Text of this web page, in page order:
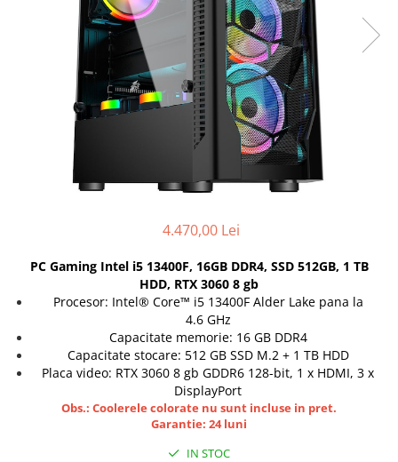
Genti Laptop
Incarcatoare laptop
Incarcatoare laptop refurbished
Standuri și Coolere Laptop
Alte accesorii
Card reader
Placi de baza
Ventilatoare carcasa
Componente Renew/Refurbished
Placi de baza REFURBISHED
Procesoare
Calculatoare All-in-One NOI
All-in-One REFURBISHED
Calculatoare All-in-One RENEW
Componente All-in-One
4.470,00 Lei
PC Gaming Intel i5 13400F, 16GB DDR4, SSD 512GB, 1 TB
HDD, RTX 3060 8 gb
Procesor: Intel® Core™ i5 13400F Alder Lake pana la
4.6 GHz
Capacitate memorie: 16 GB DDR4
Capacitate stocare: 512 GB SSD M.2 + 1 TB HDD
Placa video: RTX 3060 8 gb GDDR6 128-bit, 1 x HDMI, 3 x
DisplayPort
Obs.: Coolerele colorate nu sunt incluse in pret.
Garantie: 24 luni
IN STOC